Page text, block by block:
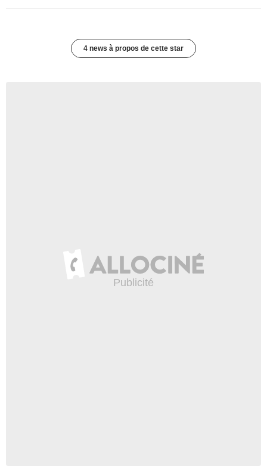
4 news à propos de cette star